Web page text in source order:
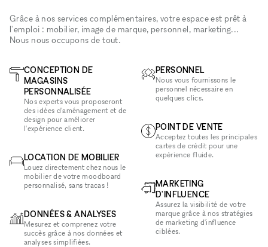
Grâce à nos services complémentaires, votre espace est prêt à
l'emploi : mobilier, image de marque, personnel, marketing...
Nous nous occupons de tout.
CONCEPTION DE
MAGASINS
PERSONNALISÉE
Nos experts vous proposeront
des idées d'aménagement et de
design pour améliorer
l'expérience client.
LOCATION DE MOBILIER
Louez directement chez nous le
mobilier de votre moodboard
personnalisé, sans tracas !
DONNÉES & ANALYSES
Mesurez et comprenez votre
succès grâce à nos données et
analyses simplifiées.
PERSONNEL
Nous vous fournissons le
personnel nécessaire en
quelques clics.
POINT DE VENTE
Acceptez toutes les principales
cartes de crédit pour une
expérience fluide.
MARKETING
D'INFLUENCE
Assurez la visibilité de votre
marque grâce à nos stratégies
de marketing d'influence
ciblées.